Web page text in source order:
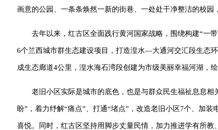
画意的公园、一条条焕然一新的街巷、一处处干净整洁的校
去年以来，红古区全面践行黄河国家战略，围绕构建“一
6个兰西城市群生态建设项目，打造湟水—大通河交汇段生态
成生态廊道4公里，湟水海石湾段创建为市级美丽幸福河湖，
老旧小区实际是城市的底色，也是与群众民生福祉息息
盼”，着力纾解“痛点”、打通“堵点”，改造老旧小区7个、加
喜悦。同时，红古区坚持用脚步丈量民情，加力推进学有所